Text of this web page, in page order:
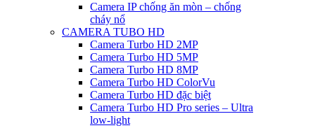
Camera IP chống ăn mòn – chống
cháy nổ
CAMERA TUBO HD
Camera Turbo HD 2MP
Camera Turbo HD 5MP
Camera Turbo HD 8MP
Camera Turbo HD ColorVu
Camera Turbo HD đặc biệt
Camera Turbo HD Pro series – Ultra
low-light